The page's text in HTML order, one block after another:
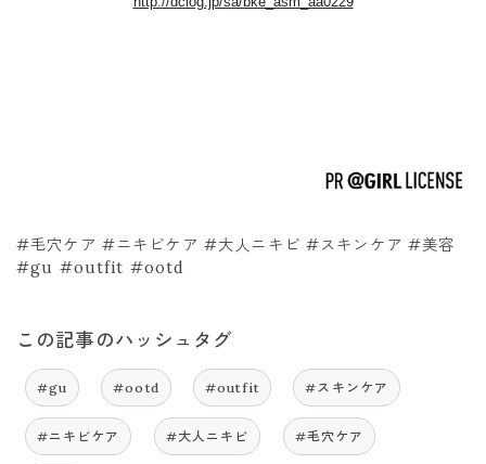
#毛穴ケア #ニキビケア #大人ニキビ #スキンケア #美容
#gu #outfit #ootd
この記事のハッシュタグ
#gu #ootd #outfit #スキンケア
#ニキビケア #大人ニキビ #毛穴ケア